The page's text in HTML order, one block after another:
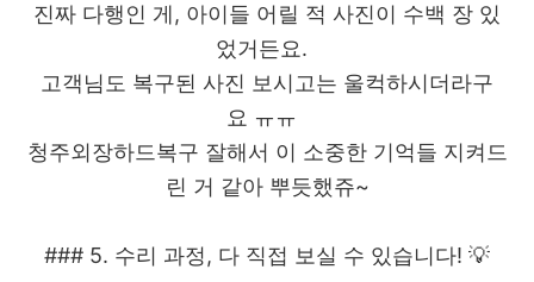
진짜 다행인 게, 아이들 어릴 적 사진이 수백 장 있
었거든요.
고객님도 복구된 사진 보시고는 울컥하시더라구
요 ㅠㅠ
청주외장하드복구 잘해서 이 소중한 기억들 지켜드
린 거 같아 뿌듯했쥬~
### 5. 수리 과정, 다 직접 보실 수 있습니다! 💡